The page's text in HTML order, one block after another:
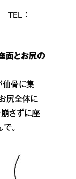
TEL：
面とお尻の
仙骨に集
尻全体に
さずに座
。